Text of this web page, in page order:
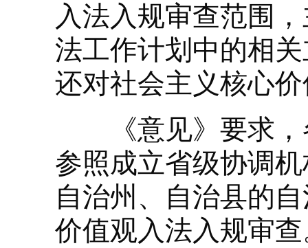
入法入规审查范围
法工作计划中的相
还对社会主义核心
《意见》要求，
参照成立省级协调
自治州、自治县的
价值观入法入规审